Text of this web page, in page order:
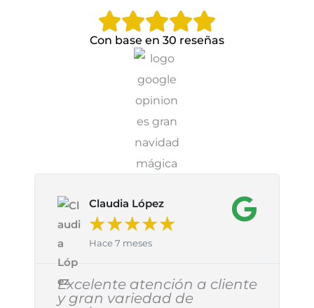
Con base en 30 reseñas
a cliente
de
Gabriela Torres
★★
Excelente
sobretodo